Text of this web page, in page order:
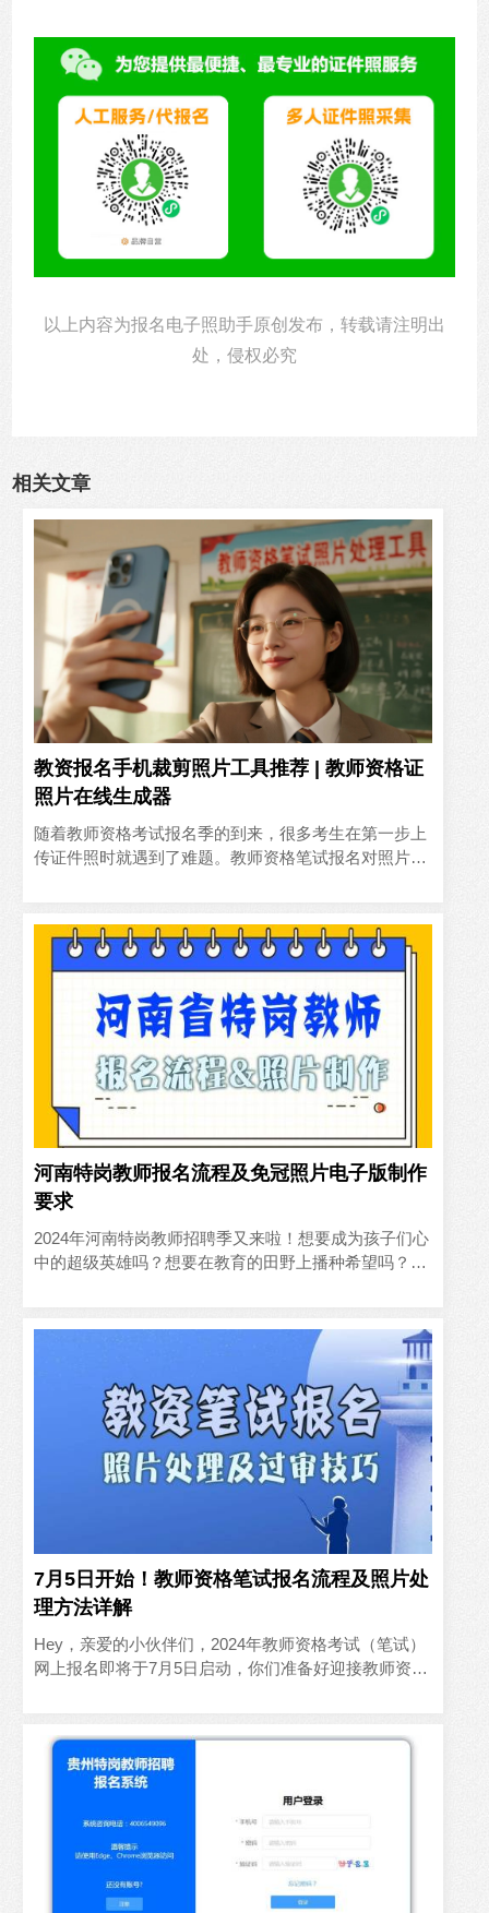
以上内容为报名电子照助手原创发布，转载请注明出
处，侵权必究
相关文章
教资报名手机裁剪照片工具推荐 | 教师资格证
照片在线生成器
‍随着教师资格考试报名季的到来，很多考生在第一步上
传证件照时就遇到了难题。教师资格笔试报名对照片有
河南特岗教师报名流程及免冠照片电子版制作
要求
2024年河南特岗教师招聘季又来啦！想要成为孩子们心
中的超级英雄吗？想要在教育的田野上播种希望吗？那
7月5日开始！教师资格笔试报名流程及照片处
理方法详解
Hey，亲爱的小伙伴们，2024年教师资格考试（笔试）
网上报名即将于7月5日启动，你们准备好迎接教师资格